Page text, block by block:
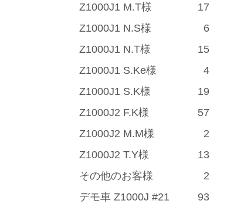
Z1000J1 M.T様
17
Z1000J1 N.S様
6
Z1000J1 N.T様
15
Z1000J1 S.Ke様
4
Z1000J1 S.K様
19
Z1000J2 F.K様
57
Z1000J2 M.M様
2
Z1000J2 T.Y様
13
その他のお客様
2
デモ車 Z1000J #21
93